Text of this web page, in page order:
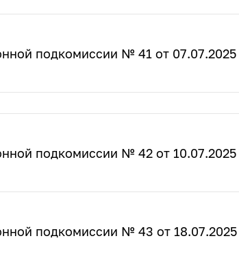
подкомиссии № 41 от 07.07.2025
подкомиссии № 42 от 10.07.2025
подкомиссии № 43 от 18.07.2025